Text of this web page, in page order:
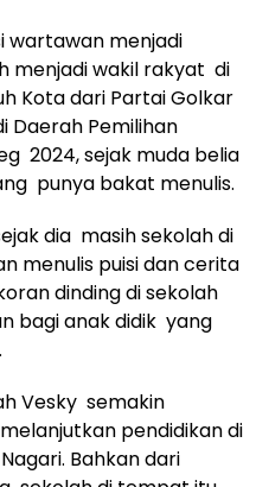
wartawan menjadi
menjadi wakil rakyat di
Kota dari Partai Golkar
Daerah Pemilihan
2024, sejak muda belia
punya bakat menulis.
dia masih sekolah di
menulis puisi dan cerita
dinding di sekolah
bagi anak didik yang
Vesky semakin
pendidikan di
Bahkan dari